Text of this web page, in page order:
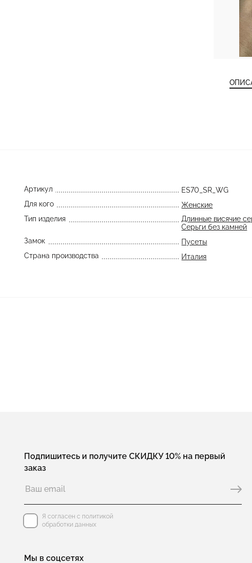
Артикул
ES70_SR_WG
Для кого
Женские
Тип изделия
Длинные висячие
Серьги без камней
Замок
Пусеты
Страна производства
Италия
Подпишитесь и получите СКИДКУ 10% на первый
заказ
Я согласен с политикой
обработки данных
Мы в соцсетях